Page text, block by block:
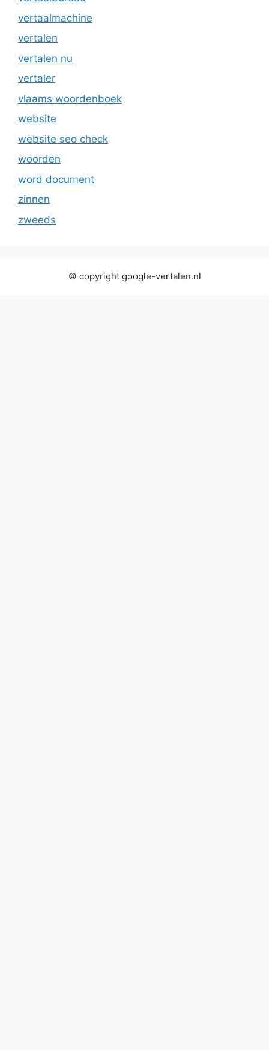
vertaalmachine
vertalen
vertalen nu
vertaler
vlaams woordenboek
website
website seo check
woorden
word document
zinnen
zweeds
© copyright google-vertalen.nl